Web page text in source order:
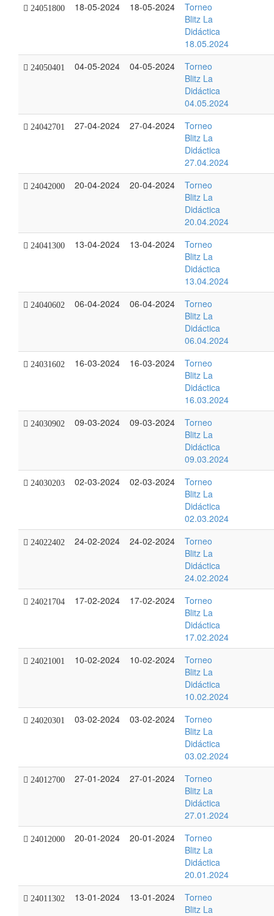
24051800 18-05-2024 18-05-2024
Torneo
Blitz La
Didáctica
18.05.2024
24050401 04-05-2024 04-05-2024
Torneo
Blitz La
Didáctica
04.05.2024
24042701 27-04-2024 27-04-2024
Torneo
Blitz La
Didáctica
27.04.2024
24042000 20-04-2024 20-04-2024
Torneo
Blitz La
Didáctica
20.04.2024
24041300 13-04-2024 13-04-2024
Torneo
Blitz La
Didáctica
13.04.2024
24040602 06-04-2024 06-04-2024
Torneo
Blitz La
Didáctica
06.04.2024
24031602 16-03-2024 16-03-2024
Torneo
Blitz La
Didáctica
16.03.2024
24030902 09-03-2024 09-03-2024
Torneo
Blitz La
Didáctica
09.03.2024
24030203 02-03-2024 02-03-2024
Torneo
Blitz La
Didáctica
02.03.2024
24022402 24-02-2024 24-02-2024
Torneo
Blitz La
Didáctica
24.02.2024
24021704 17-02-2024 17-02-2024
Torneo
Blitz La
Didáctica
17.02.2024
24021001 10-02-2024 10-02-2024
Torneo
Blitz La
Didáctica
10.02.2024
24020301 03-02-2024 03-02-2024
Torneo
Blitz La
Didáctica
03.02.2024
24012700 27-01-2024 27-01-2024
Torneo
Blitz La
Didáctica
27.01.2024
24012000 20-01-2024 20-01-2024
Torneo
Blitz La
Didáctica
20.01.2024
24011302 13-01-2024 13-01-2024
Torneo
Blitz La